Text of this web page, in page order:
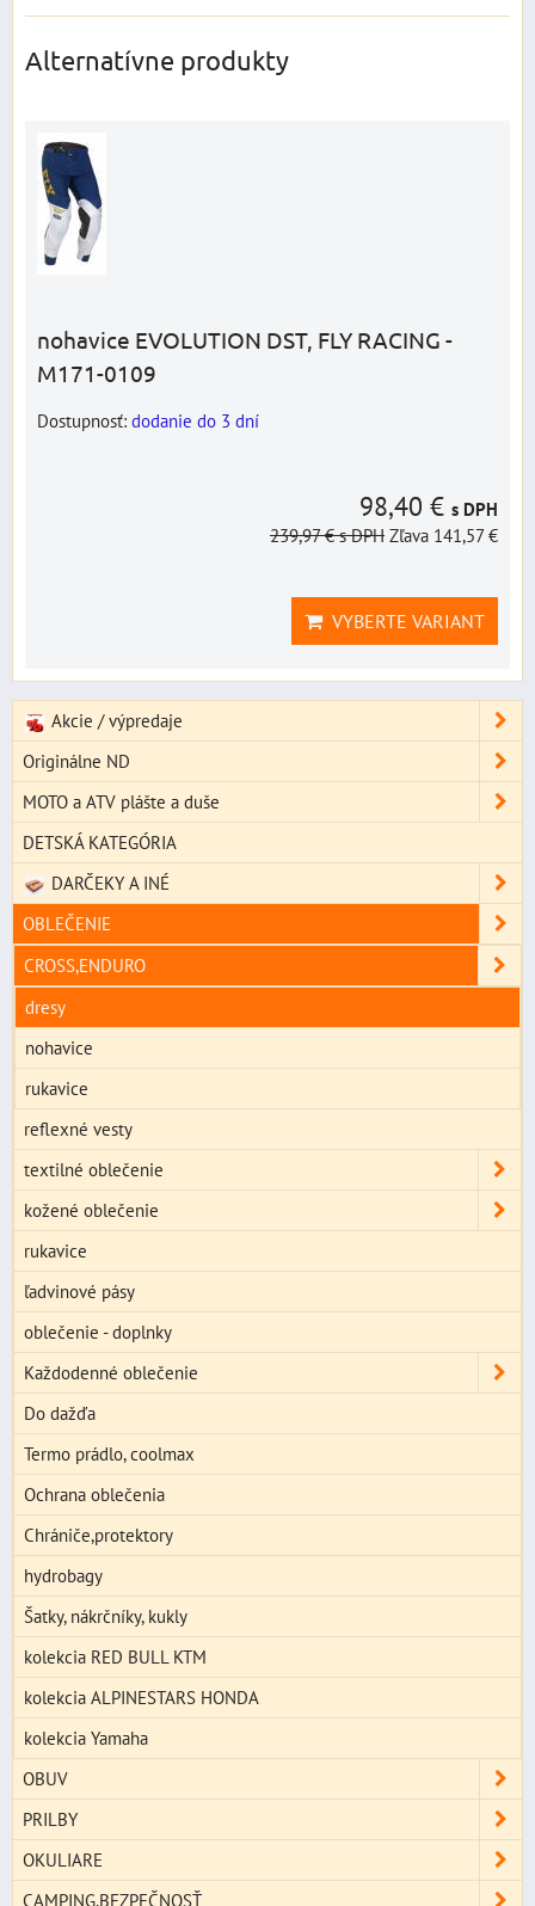
Alternatívne produkty
nohavice EVOLUTION DST, FLY RACING -
M171-0109
Dostupnosť: dodanie do 3 dní
98,40 € s DPH
239,97 €s DPH Zľava 141,57 €
VYBERTE VARIANT
Akcie / výpredaje
Originálne ND
MOTO a ATV plášte a duše
DETSKÁ KATEGÓRIA
DARČEKY A INÉ
OBLEČENIE
CROSS,ENDURO
dresy
nohavice
rukavice
reflexné vesty
textilné oblečenie
kožené oblečenie
rukavice
ľadvinové pásy
oblečenie - doplnky
Každodenné oblečenie
Do dažďa
Termo prádlo, coolmax
Ochrana oblečenia
Chrániče,protektory
hydrobagy
Šatky, nákrčníky, kukly
kolekcia RED BULL KTM
kolekcia ALPINESTARS HONDA
kolekcia Yamaha
OBUV
PRILBY
OKULIARE
CAMPING,BEZPEČNOSŤ